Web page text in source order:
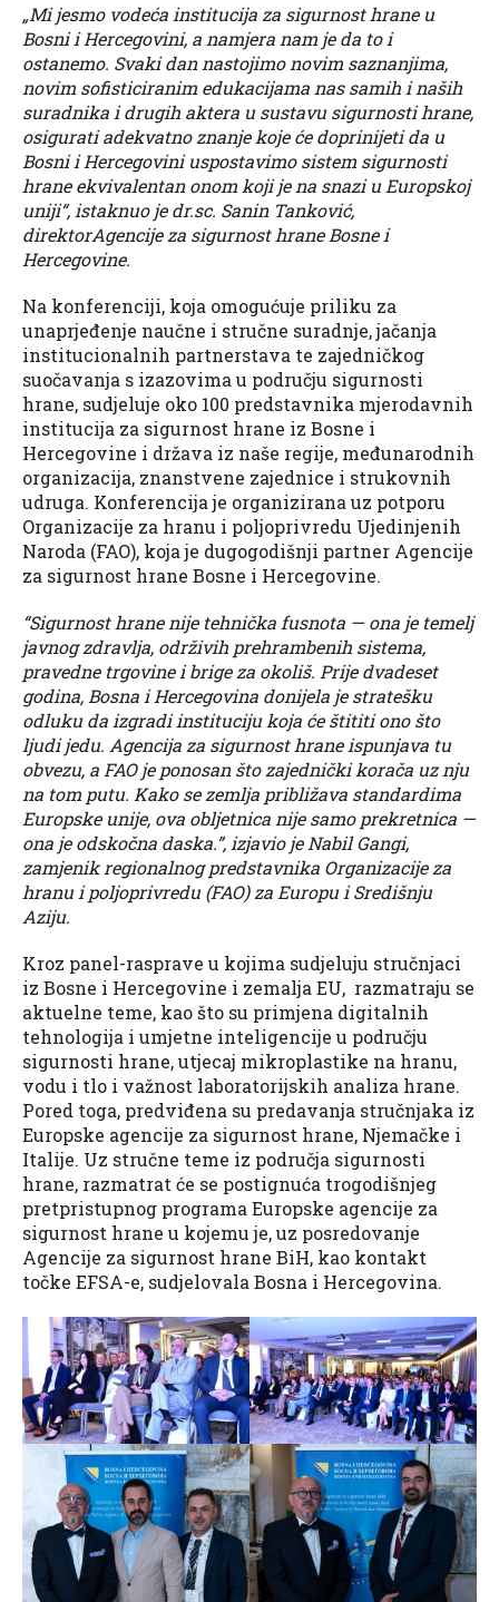
„Mi jesmo vodeća institucija za sigurnost hrane u
Bosni i Hercegovini, a namjera nam je da to i
ostanemo. Svaki dan nastojimo novim saznanjima,
novim sofisticiranim edukacijama nas samih i naših
suradnika i drugih aktera u sustavu sigurnosti hrane,
osigurati adekvatno znanje koje će doprinijeti da u
Bosni i Hercegovini uspostavimo sistem sigurnosti
hrane ekvivalentan onom koji je na snazi u Europskoj
uniji“, istaknuo je dr.sc. Sanin Tanković,
direktorAgencije za sigurnost hrane Bosne i
Hercegovine.
Na konferenciji, koja omogućuje priliku za
unaprjeđenje naučne i stručne suradnje, jačanja
institucionalnih partnerstava te zajedničkog
suočavanja s izazovima u području sigurnosti
hrane, sudjeluje oko 100 predstavnika mjerodavnih
institucija za sigurnost hrane iz Bosne i
Hercegovine i država iz naše regije, međunarodnih
organizacija, znanstvene zajednice i strukovnih
udruga. Konferencija je organizirana uz potporu
Organizacije za hranu i poljoprivredu Ujedinjenih
Naroda (FAO), koja je dugogodišnji partner Agencije
za sigurnost hrane Bosne i Hercegovine.
“Sigurnost hrane nije tehnička fusnota — ona je temelj
javnog zdravlja, održivih prehrambenih sistema,
pravedne trgovine i brige za okoliš. Prije dvadeset
godina, Bosna i Hercegovina donijela je stratešku
odluku da izgradi instituciju koja će štititi ono što
ljudi jedu. Agencija za sigurnost hrane ispunjava tu
obvezu, a FAO je ponosan što zajednički korača uz nju
na tom putu. Kako se zemlja približava standardima
Europske unije, ova obljetnica nije samo prekretnica —
ona je odskočna daska.”, izjavio je Nabil Gangi,
zamjenik regionalnog predstavnika Organizacije za
hranu i poljoprivredu (FAO) za Europu i Središnju
Aziju.
Kroz panel-rasprave u kojima sudjeluju stručnjaci
iz Bosne i Hercegovine i zemalja EU, razmatraju se
aktuelne teme, kao što su primjena digitalnih
tehnologija i umjetne inteligencije u području
sigurnosti hrane, utjecaj mikroplastike na hranu,
vodu i tlo i važnost laboratorijskih analiza hrane.
Pored toga, predviđena su predavanja stručnjaka iz
Europske agencije za sigurnost hrane, Njemačke i
Italije. Uz stručne teme iz područja sigurnosti
hrane, razmatrat će se postignuća trogodišnjeg
pretpristupnog programa Europske agencije za
sigurnost hrane u kojemu je, uz posredovanje
Agencije za sigurnost hrane BiH, kao kontakt
točke EFSA-e, sudjelovala Bosna i Hercegovina.